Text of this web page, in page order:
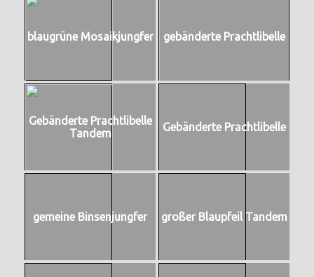
blaugrüne Mosaikjungfer gebänderte Prachtlibelle
Gebänderte Prachtlibelle
Tandem
Gebänderte Prachtlibelle
gemeine Binsenjungfer großer Blaupfeil Tandem